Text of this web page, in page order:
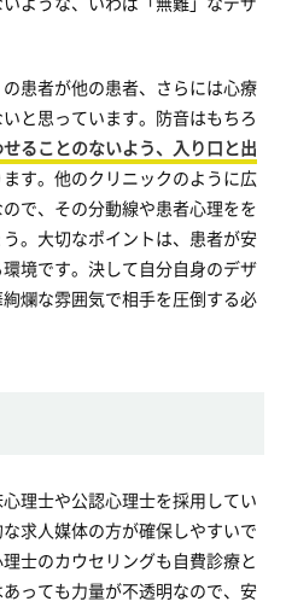
患者が他の患者、さらには心療
と思っています。防音はもちろ
ることのないよう、入り口と出
す。他のクリニックのように広
で、その分動線や患者心理をを
。大切なポイントは、患者が安
境です。決して自分自身のデザ
爛な雰囲気で相手を圧倒する必
理士や公認心理士を採用してい
求人媒体の方が確保しやすいで
士のカウセリングも自費診療と
っても力量が不透明なので、安